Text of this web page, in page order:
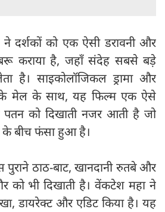
ने दर्शकों को एक ऐसी डरावनी और
कराया है, जहाँ संदेह सबसे बड़े
है। साइकोलॉजिकल ड्रामा और
के मेल के साथ, यह फिल्म एक ऐसे
पतन को दिखाती नजर आती है जो
के बीच फंसा हुआ है।
ठाठ-बाट, खानदानी रुतबे और
को भी दिखाती है। वेंकटेश महा ने
डायरेक्ट और एडिट किया है। यह